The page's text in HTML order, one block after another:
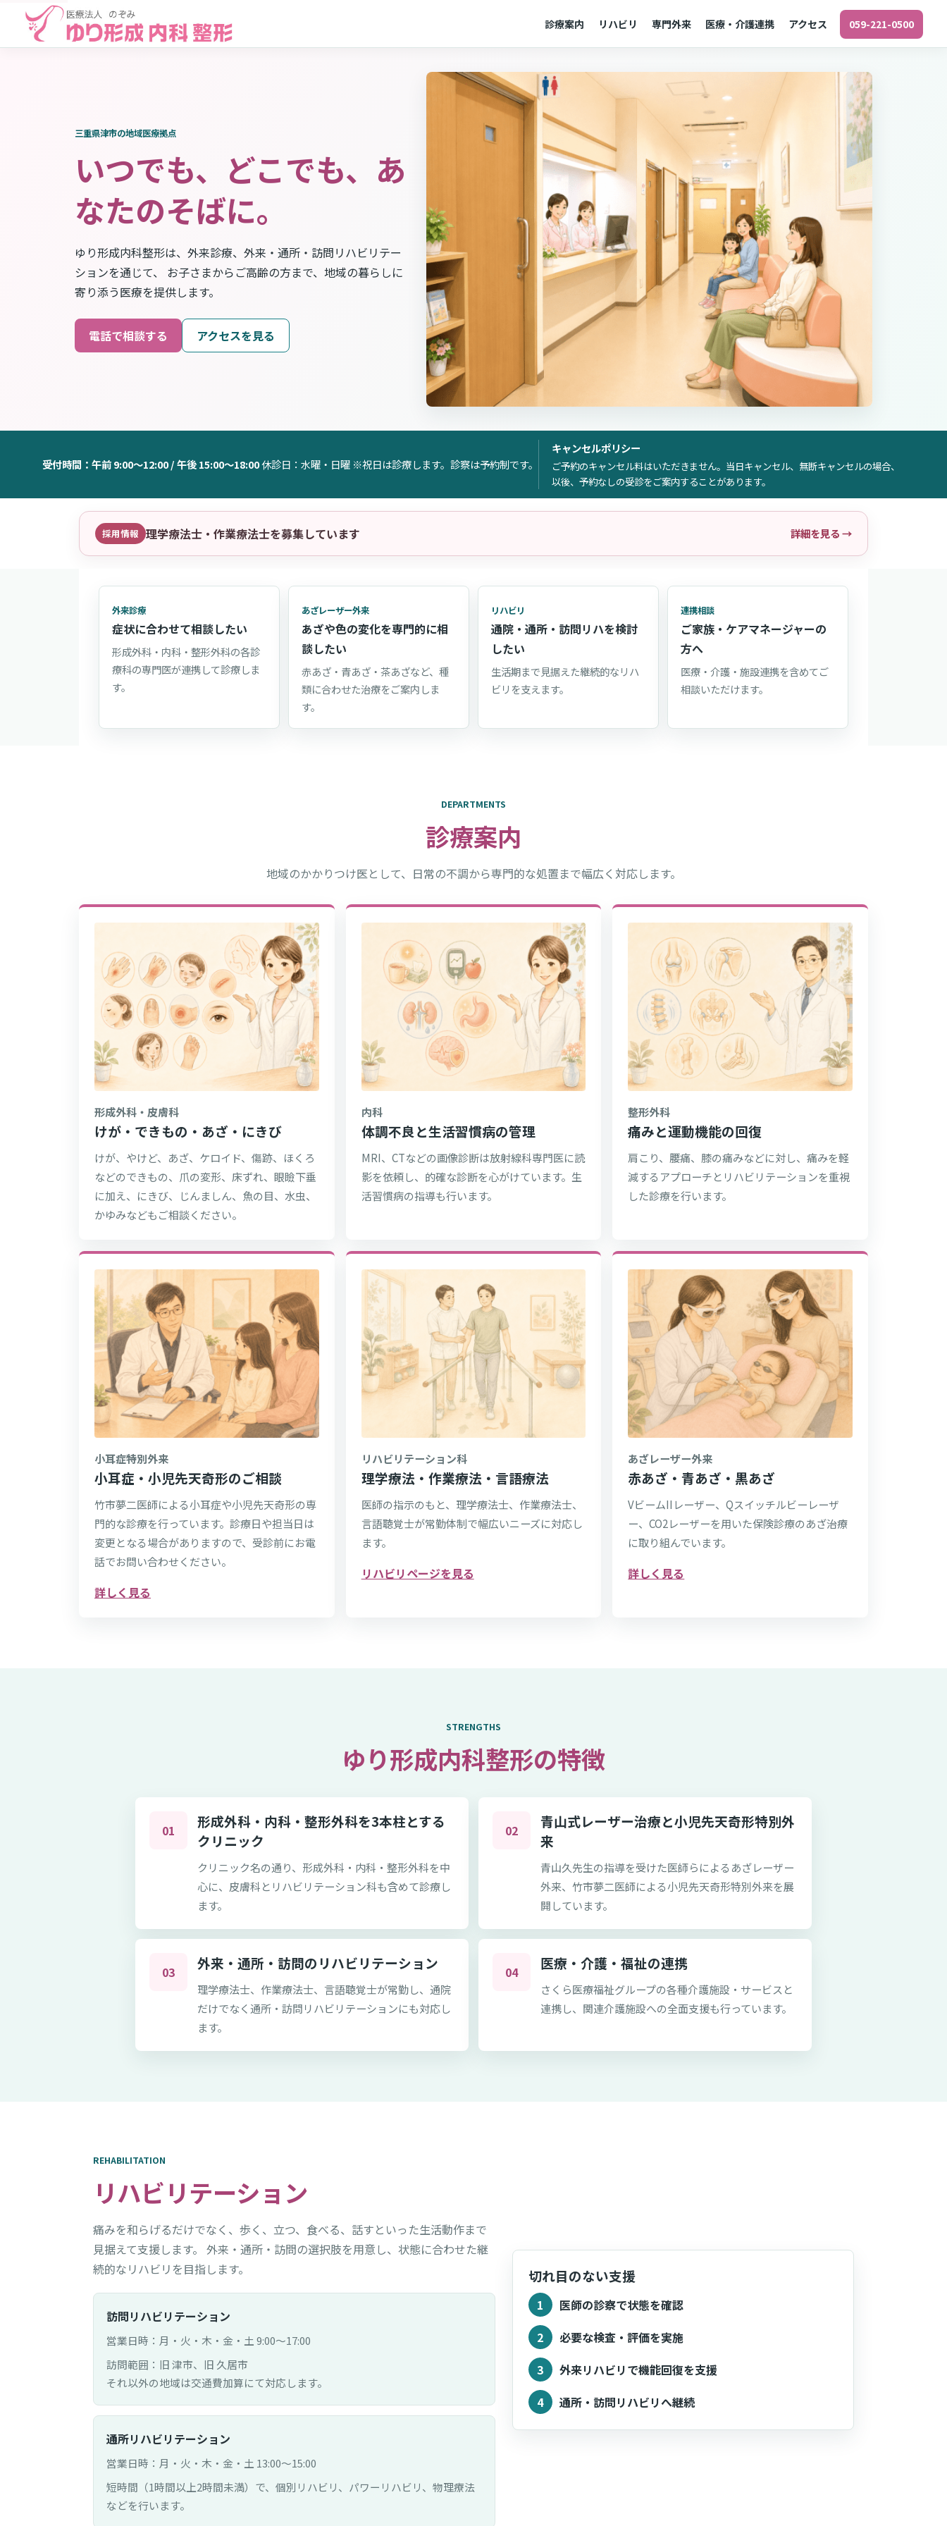
診療案内 リハビリ 専門外来 医療・介護連携 アクセス 059-221-0500
三重県津市の地域医療拠点
いつでも、どこでも、あ
なたのそばに。
ゆり形成内科整形は、外来診療、外来・通所・訪問リハビリテー
ションを通じて、 お子さまからご高齢の方まで、地域の暮らしに
寄り添う医療を提供します。
電話で相談する アクセスを見る
受付時間：午前 9:00〜12:00 / 午後 15:00〜18:00休診日：水曜・日曜 ※祝日は診療します。診察は予約制です。
キャンセルポリシー
ご予約のキャンセル料はいただきません。当日キャンセル、無断キャンセルの場合、
以後、予約なしの受診をご案内することがあります。
採用情報 理学療法士・作業療法士を募集しています 詳細を見る →
外来診療
症状に合わせて相談したい
形成外科・内科・整形外科の各診
療科の専門医が連携して診療しま
す。
あざレーザー外来
あざや色の変化を専門的に相
談したい
赤あざ・青あざ・茶あざなど、種
類に合わせた治療をご案内しま
す。
リハビリ
通院・通所・訪問リハを検討
したい
生活期まで見据えた継続的なリハ
ビリを支えます。
連携相談
ご家族・ケアマネージャーの
方へ
医療・介護・施設連携を含めてご
相談いただけます。
DEPARTMENTS
診療案内
地域のかかりつけ医として、日常の不調から専門的な処置まで幅広く対応します。
形成外科・皮膚科
けが・できもの・あざ・にきび
けが、やけど、あざ、ケロイド、傷跡、ほくろ
などのできもの、爪の変形、床ずれ、眼瞼下垂
に加え、にきび、じんましん、魚の目、水虫、
かゆみなどもご相談ください。
内科
体調不良と生活習慣病の管理
MRI、CTなどの画像診断は放射線科専門医に読
影を依頼し、的確な診断を心がけています。生
活習慣病の指導も行います。
整形外科
痛みと運動機能の回復
肩こり、腰痛、膝の痛みなどに対し、痛みを軽
減するアプローチとリハビリテーションを重視
した診療を行います。
小耳症特別外来
小耳症・小児先天奇形のご相談
竹市夢二医師による小耳症や小児先天奇形の専
門的な診療を行っています。診療日や担当日は
変更となる場合がありますので、受診前にお電
話でお問い合わせください。
詳しく見る
リハビリテーション科
理学療法・作業療法・言語療法
医師の指示のもと、理学療法士、作業療法士、
言語聴覚士が常勤体制で幅広いニーズに対応し
ます。
リハビリページを見る
あざレーザー外来
赤あざ・青あざ・黒あざ
VビームIIレーザー、Qスイッチルビーレーザ
ー、CO2レーザーを用いた保険診療のあざ治療
に取り組んでいます。
詳しく見る
STRENGTHS
ゆり形成内科整形の特徴
01
形成外科・内科・整形外科を3本柱とする
クリニック
クリニック名の通り、形成外科・内科・整形外科を中
心に、皮膚科とリハビリテーション科も含めて診療し
ます。
02
青山式レーザー治療と小児先天奇形特別外
来
青山久先生の指導を受けた医師らによるあざレーザー
外来、竹市夢二医師による小児先天奇形特別外来を展
開しています。
03 外来・通所・訪問のリハビリテーション
理学療法士、作業療法士、言語聴覚士が常勤し、通院
だけでなく通所・訪問リハビリテーションにも対応し
ます。
04 医療・介護・福祉の連携
さくら医療福祉グループの各種介護施設・サービスと
連携し、関連介護施設への全面支援も行っています。
REHABILITATION
リハビリテーション
痛みを和らげるだけでなく、歩く、立つ、食べる、話すといった生活動作まで
見据えて支援します。 外来・通所・訪問の選択肢を用意し、状態に合わせた継
続的なリハビリを目指します。
訪問リハビリテーション
営業日時：月・火・木・金・土 9:00〜17:00
訪問範囲：旧 津市、旧 久居市
それ以外の地域は交通費加算にて対応します。
通所リハビリテーション
営業日時：月・火・木・金・土 13:00〜15:00
短時間（1時間以上2時間未満）で、個別リハビリ、パワーリハビリ、物理療法
などを行います。
切れ目のない支援
1
医師の診察で状態を確認
2
必要な検査・評価を実施
3
外来リハビリで機能回復を支援
4
通所・訪問リハビリへ継続